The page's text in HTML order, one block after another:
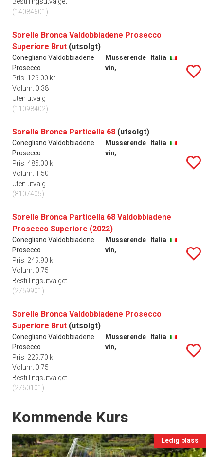
(14084601)
Sorelle Bronca Valdobbiadene Prosecco
Superiore Brut (utsolgt)
Conegliano Valdobbiadene
Prosecco
Musserende
vin,
Italia
Pris: 126.00 kr
Volum: 0.38 l
Uten utvalg
(11098402)
Sorelle Bronca Particella 68 (utsolgt)
Conegliano Valdobbiadene
Prosecco
Musserende
vin,
Italia
Pris: 485.00 kr
Volum: 1.50 l
Uten utvalg
(8107405)
Sorelle Bronca Particella 68 Valdobbiadene
Prosecco Superiore (2022)
Conegliano Valdobbiadene
Prosecco
Musserende
vin,
Italia
Pris: 249.90 kr
Volum: 0.75 l
Bestillingsutvalget
(2759901)
Sorelle Bronca Valdobbiadene Prosecco
Superiore Brut (utsolgt)
Conegliano Valdobbiadene
Prosecco
Musserende
vin,
Italia
Pris: 229.70 kr
Volum: 0.75 l
Bestillingsutvalget
(2760101)
Events
Kommende Kurs
Ledig plass